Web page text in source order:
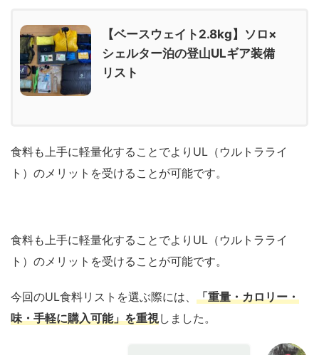
【ベースウェイト2.8kg】ソロ×
シェルター泊の登山ULギア装備
リスト
食料も上手に軽量化することでよりUL（ウルトラライ
ト）のメリットを受けることが可能です。
食料も上手に軽量化することでよりUL（ウルトラライ
ト）のメリットを受けることが可能です。
今回のUL食料リストを選ぶ際には、 「重量・カロリー・
味・手軽に購入可能」を重視しました。